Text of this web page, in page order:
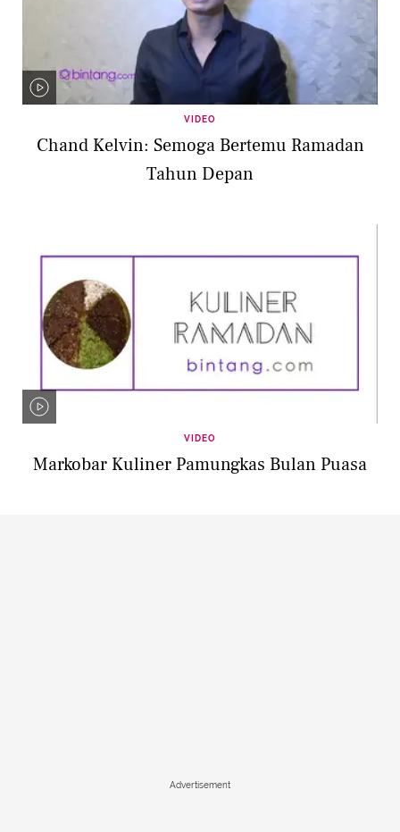
VIDEO
Chand Kelvin: Semoga Bertemu Ramadan
Tahun Depan
VIDEO
Markobar Kuliner Pamungkas Bulan Puasa
Advertisement